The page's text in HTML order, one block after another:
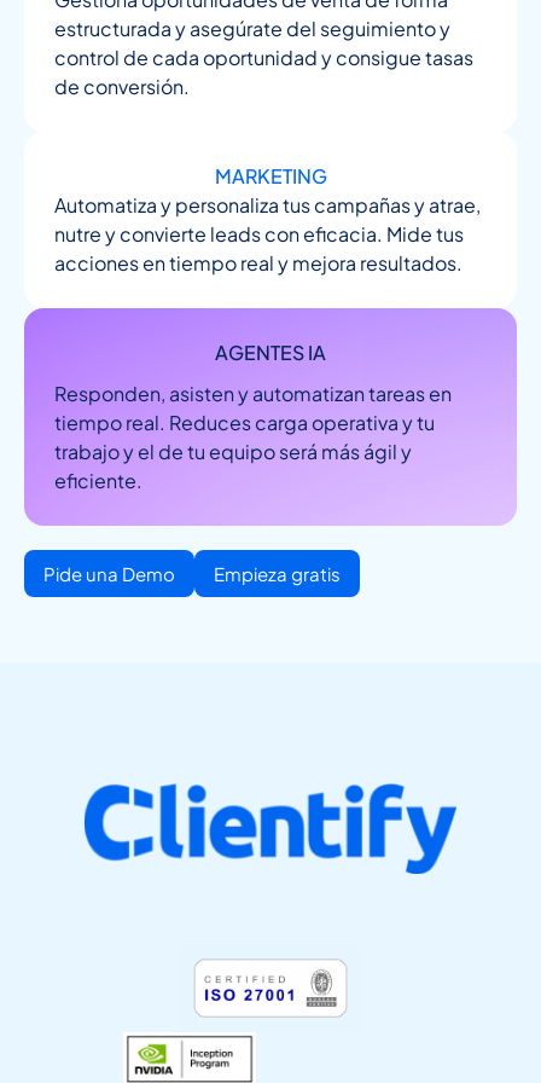
estructurada y asegúrate del seguimiento y
control de cada oportunidad y consigue tasas
de conversión.
MARKETING
Automatiza y personaliza tus campañas y atrae,
nutre y convierte leads con eficacia. Mide tus
acciones en tiempo real y mejora resultados.
AGENTES IA
Responden, asisten y automatizan tareas en
tiempo real. Reduces carga operativa y tu
trabajo y el de tu equipo será más ágil y
eficiente.
Pide una Demo Empieza gratis